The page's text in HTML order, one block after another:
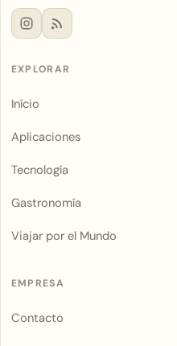
EXPLORAR
Início
Aplicaciones
Tecnología
Gastronomía
Viajar por el Mundo
EMPRESA
Contacto